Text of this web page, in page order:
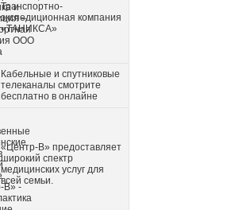
Транспортно-
экспедиционная компания
«ТАНИКСА»
Кабельные и спутниковые
телеканалы смотрите
бесплатно в онлайне
«Центр-В» предоставляет
широкий спектр
медицинских услуг для
всей семьи.